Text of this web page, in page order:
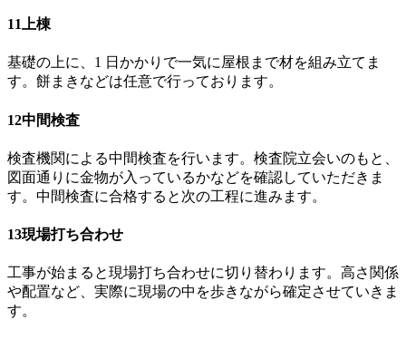
11 上棟
基礎の上に、1 日かかりで一気に屋根まで材を組み立てま
す。餅まきなどは任意で行っております。
12中間検査
検査機関による中間検査を行います。検査院立会いのもと、
図面通りに金物が入っているかなどを確認していただきま
す。中間検査に合格すると次の工程に進みます。
13現場打ち合わせ
工事が始まると現場打ち合わせに切り替わります。高さ関係
や配置など、実際に現場の中を歩きながら確定させていきま
す。